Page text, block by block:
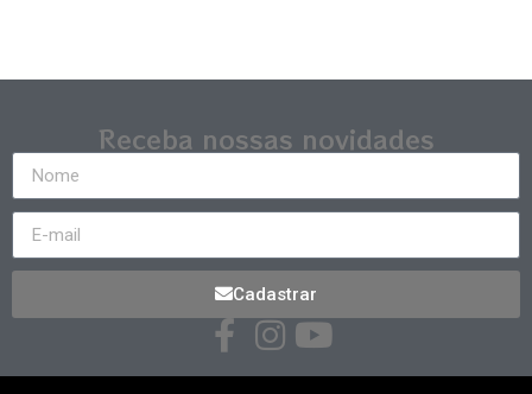
Receba nossas novidades
Cadastrar